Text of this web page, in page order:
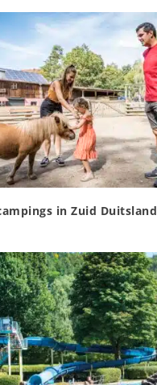
in Zuid Duitsland